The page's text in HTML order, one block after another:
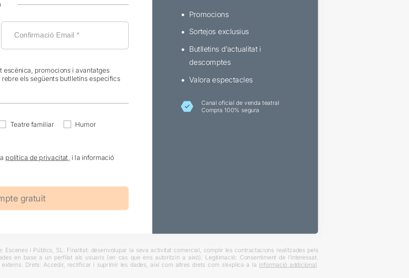
escènica, promocions i avantatges
rebre els següents butlletins específics
Teatre familiar Humor
política de privacitat , i la informació
Promocions
Sortejos exclusius
Butlletins d’actualitat i
descomptes
Valora espectacles
Canal oficial de venda teatral
Compra 100% segura
Escenes i Públics, SL. Finalitat: desenvolupar la seva activitat comercial, complir les contractacions realitzades pels
en base a un perfilat als usuaris (en cas que ens autoritzin a això). Legitimació: Consentiment de l’interessat.
Drets: Accedir, rectificar i suprimir les dades, així com altres drets com s’explica a la informació addicional